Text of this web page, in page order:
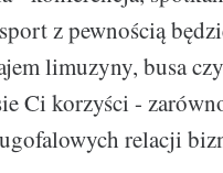
z pewnością
limuzyny, busa
Ci korzyści -
relacji